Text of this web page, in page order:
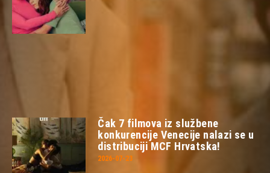
Čak 7 filmova iz službene
konkurencije Venecije nalazi se u
distribuciji MCF Hrvatska!
2026-07-23